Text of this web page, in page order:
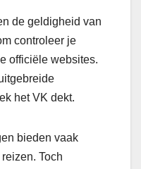
de geldigheid van
controleer je
officiële websites.
het VK dekt.
bieden vaak
Toch